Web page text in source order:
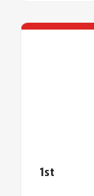
1st